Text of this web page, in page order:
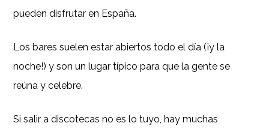
pueden disfrutar en España.
Los bares suelen estar abiertos todo el día (¡y la
noche!) y son un lugar típico para que la gente se
reúna y celebre.
Si salir a discotecas no es lo tuyo, hay muchas